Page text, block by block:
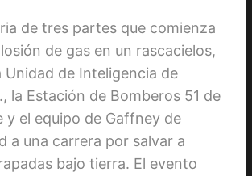
de tres partes que comienza
de gas en un rascacielos,
Unidad de Inteligencia de
la Estación de Bomberos 51 de
y el equipo de Gaffney de
a una carrera por salvar a
bajo tierra. El evento